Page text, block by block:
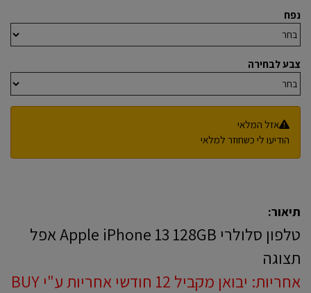
נפח
צבע לבחירה
אזל המלאי
הודיעו לי כשחוזר למלאי
תיאור:
טלפון סלולרי Apple iPhone 13 128GB אפל
תצוגה
אחריות: יבואן מקביל 12 חודשי אחריות ע"י BUY